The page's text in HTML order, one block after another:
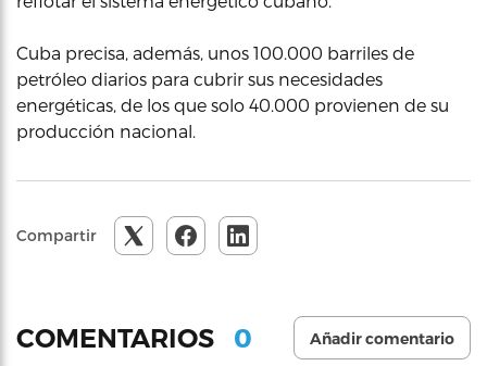
Cuba precisa, además, unos 100.000 barriles de
petróleo diarios para cubrir sus necesidades
energéticas, de los que solo 40.000 provienen de su
producción nacional.
Compartir
COMENTARIOS 0 Añadir comentario